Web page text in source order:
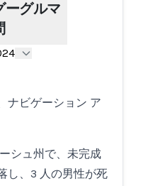
ーグルマ
ナビゲーション ア
シュ州で、未完成
し、3 人の男性が死